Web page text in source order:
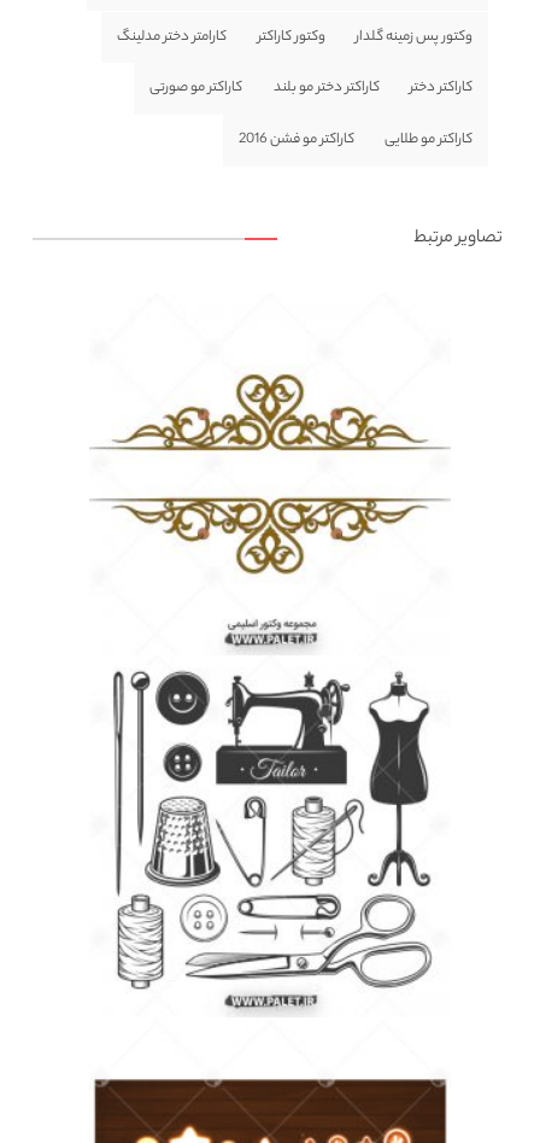
وکتور پس زمینه گلدار وکتور کاراکتر کارامتر دختر مدلینگ
کاراکتر دختر کاراکتر دختر مو بلند کاراکتر مو صورتی
کاراکتر مو طلایی کاراکتر مو فشن 2016
تصاویر مرتبط